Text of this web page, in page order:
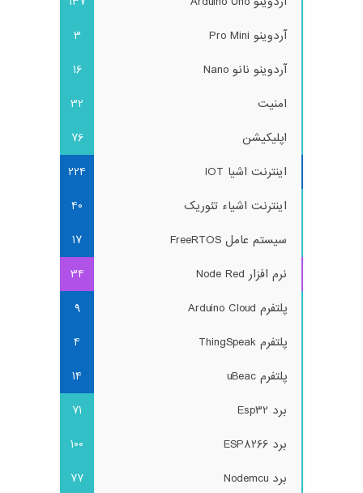
آردوینو Pro Mini
3
آردوینو نانو Nano
16
امنیت
32
اپلیکیشن
76
اینترنت اشیا IOT
224
اینترنت اشیاء تئوریک
40
سیستم عامل FreeRTOS
17
نرم افزار Node Red
34
پلتفرم Arduino Cloud
9
پلتفرم ThingSpeak
4
پلتفرم uBeac
14
برد Esp32
71
برد ESP8266
100
برد Nodemcu
77